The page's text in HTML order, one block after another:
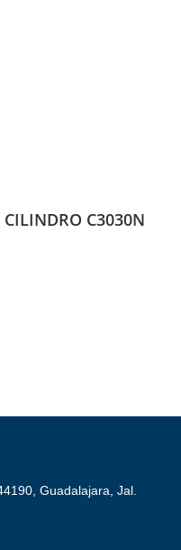
CILINDRO C3030N
Guadalajara, Jal.